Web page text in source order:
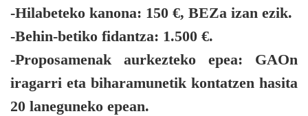
-Hilabeteko kanona: 150 €, BEZa izan ezik.
-Behin-betiko fidantza: 1.500 €.
-Proposamenak aurkezteko epea: GAOn
iragarri eta biharamunetik kontatzen hasita
20 laneguneko epean.